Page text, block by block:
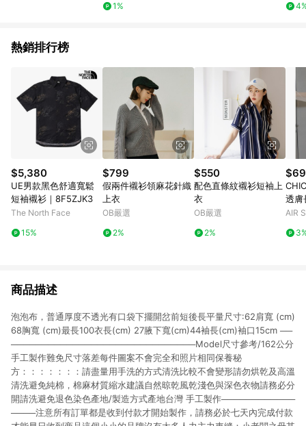
潮 短版 上衣
1%
熱銷排行榜
$5,380
UE男款黑色舒適寬鬆
短袖襯衫｜8F5ZJK3
The North Face
15%
$799
假兩件襯衫領麻花針織
上衣
OB嚴選
2%
$550
配色直條紋襯衫短袖上
衣
OB嚴選
2%
透膚
白)
AIR
商品描述
泡泡布，普通厚度不透光有口袋下擺開岔前短後長平量尺寸:62肩寬 (cm)
68胸寬 (cm)最長100衣長(cm) 27腋下寬(cm)44袖長(cm)袖口15cm ──
──────────────────────────────Model尺寸參考/162公分
手工製作難免尺寸落差每件圖案不會完全和照片相同保養秘
方：：：：：：：請盡量用手洗的方式清洗比較不會變形請勿烘乾及高溫
清洗避免純棉，棉麻材質縮水建議自然晾乾風乾淺色與深色衣物請務必分
開請洗避免退色染色產地/製造方式產地台灣 手工製作────────────
────注意所有訂單都是收到付款才開始製作，請務必於七天內完成付款